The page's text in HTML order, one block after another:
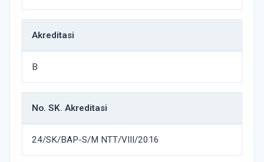
Akreditasi
B
No. SK. Akreditasi
24/SK/BAP-S/M NTT/VIII/2016